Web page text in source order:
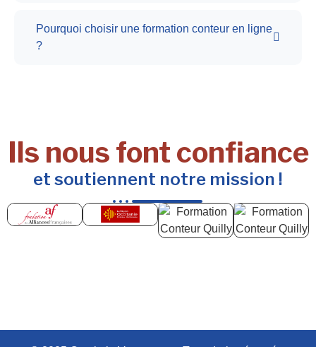
Pourquoi choisir une formation conteur en ligne
?
Ils nous font confiance
et soutiennent notre mission !